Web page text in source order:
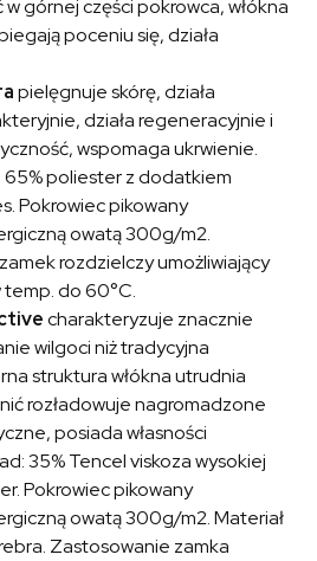
górnej części pokrowca, włókna
poceniu się, działa
pielęgnuje skórę, działa
działa regeneracyjnie i
wspomaga ukrwienie.
65% poliester z dodatkiem
Pokrowiec pikowany
owatą 300g/m2.
rozdzielczy umożliwiający
temp. do 60°C.
charakteryzuje znacznie
wilgoci niż tradycyjna
struktura włókna utrudnia
rozładowuje nagromadzone
posiada własności
35% Tencel viskoza wysokiej
Pokrowiec pikowany
owatą 300g/m2. Materiał
Zastosowanie zamka